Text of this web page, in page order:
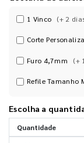
1 Vinco (+ 2
Corte
Furo 4,7mm (+
Refile Tamanho
Escolha a
Quantidade